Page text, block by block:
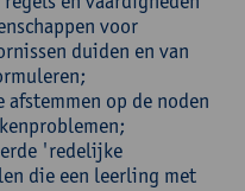
voor
duiden en van
op de noden
'redelijke
die een leerling met